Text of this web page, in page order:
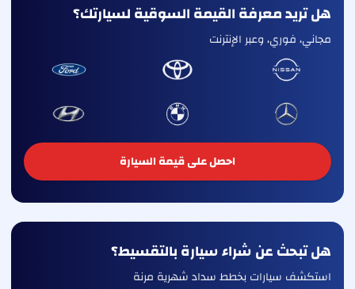
هل تريد معرفة القيمة السوقية لسيارتك؟
مجاني، فوري، وعبر الإنترنت
احصل على قيمة السيارة
هل تبحث عن شراء سيارة بالتقسيط؟
استكشف سيارات بخطط سداد شهرية مرنة